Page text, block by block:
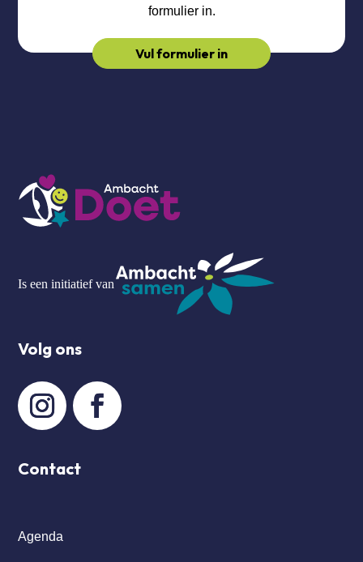
formulier in.
Vul formulier in
Is een initiatief van
Volg ons
Contact
Agenda